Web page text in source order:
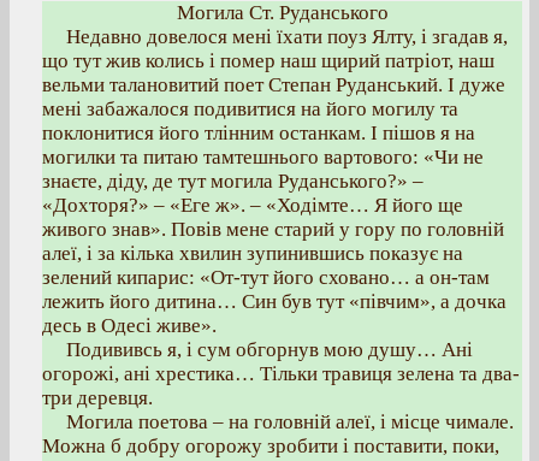
Могила Ст. Руданського
Недавно довелося мені їхати поуз Ялту, і згадав я,
що тут жив колись і помер наш щирий патріот, наш
вельми талановитий поет Степан Руданський. І дуже
мені забажалося подивитися на його могилу та
поклонитися його тлінним останкам. І пішов я на
могилки та питаю тамтешнього вартового: «Чи не
знаєте, діду, де тут могила Руданського?» –
«Дохторя?» – «Еге ж». – «Ходімте… Я його ще
живого знав». Повів мене старий у гору по головній
алеї, і за кілька хвилин зупинившись показує на
зелений кипарис: «От-тут його сховано… а он-там
лежить його дитина… Син був тут «півчим», а дочка
десь в Одесі живе».
Подививсь я, і сум обгорнув мою душу… Ані
огорожі, ані хрестика… Тільки травиця зелена та два-
три деревця.
Могила поетова – на головній алеї, і місце чимале.
Можна б добру огорожу зробити і поставити, поки,